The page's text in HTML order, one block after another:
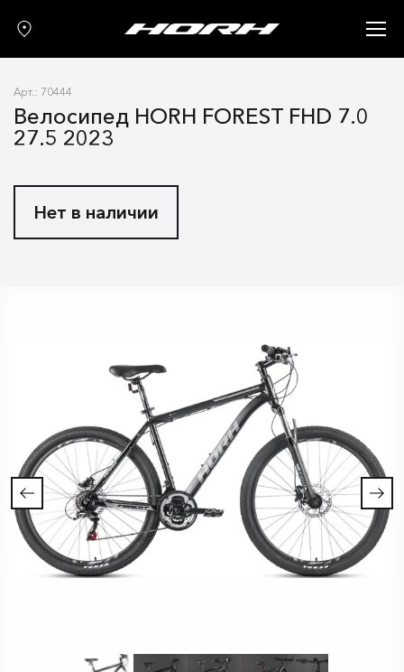
Запчасти
Аксессуары
О нас
Гарантия
Арт.: 70444
Велосипед HORH FOREST FHD 7.0
27.5 2023
Нет в наличии